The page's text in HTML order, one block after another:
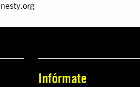
Infórmate